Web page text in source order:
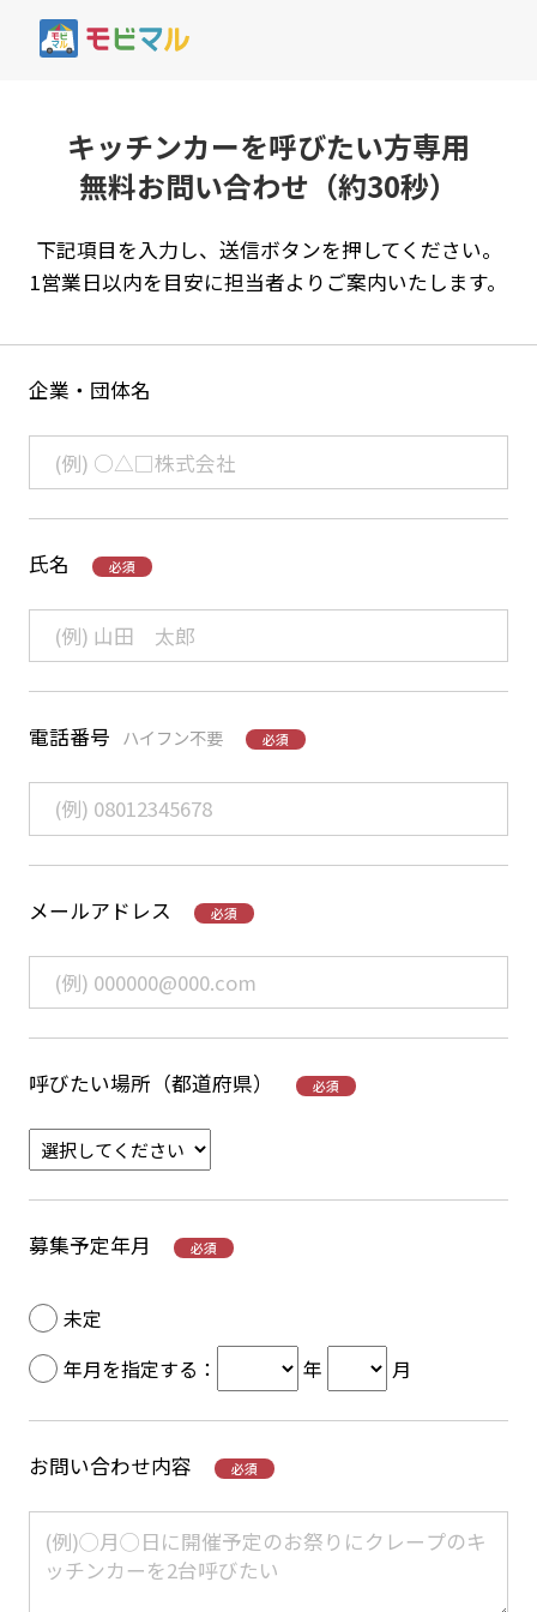
キッチンカーを呼びたい方専用
無料お問い合わせ（約30秒）
下記項目を入力し、送信ボタンを押してください。
1営業日以内を目安に担当者よりご案内いたします。
企業・団体名
氏名 必須
電話番号 ハイフン不要 必須
メールアドレス 必須
呼びたい場所（都道府県） 必須
募集予定年月 必須
未定
年月を指定する ： 年 月
お問い合わせ内容 必須